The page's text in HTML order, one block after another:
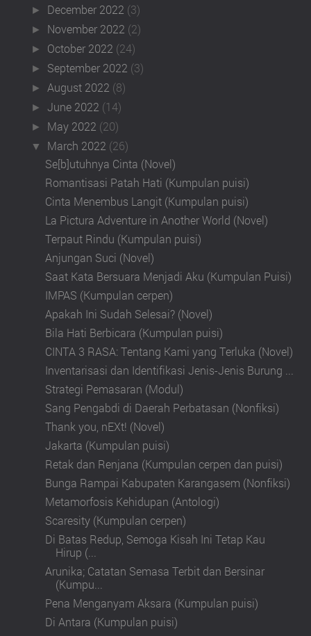
► December 2022 (3)
► November 2022 (2)
► October 2022 (24)
► September 2022 (3)
► August 2022 (8)
►June 2022 (14)
► May 2022 (20)
▼ March 2022 (26)
Se[b]utuhnya Cinta (Novel)
Romantisasi Patah Hati (Kumpulan puisi)
Cinta Menembus Langit (Kumpulan puisi)
La Pictura Adventure in Another World (Novel)
Terpaut Rindu (Kumpulan puisi)
Anjungan Suci (Novel)
Saat Kata Bersuara Menjadi Aku (Kumpulan Puisi)
IMPAS (Kumpulan cerpen)
Apakah Ini Sudah Selesai? (Novel)
Bila Hati Berbicara (Kumpulan puisi)
CINTA 3 RASA: Tentang Kami yang Terluka (Novel)
Inventarisasi dan Identifikasi Jenis-Jenis Burung ...
Strategi Pemasaran (Modul)
Sang Pengabdi di Daerah Perbatasan (Nonfiksi)
Thank you, nEXt! (Novel)
Jakarta (Kumpulan puisi)
Retak dan Renjana (Kumpulan cerpen dan puisi)
Bunga Rampai Kabupaten Karangasem (Nonfiksi)
Metamorfosis Kehidupan (Antologi)
Scaresity (Kumpulan cerpen)
Di Batas Redup, Semoga Kisah Ini Tetap Kau
Hirup (...
Arunika; Catatan Semasa Terbit dan Bersinar
(Kumpu...
Pena Menganyam Aksara (Kumpulan puisi)
Di Antara (Kumpulan puisi)